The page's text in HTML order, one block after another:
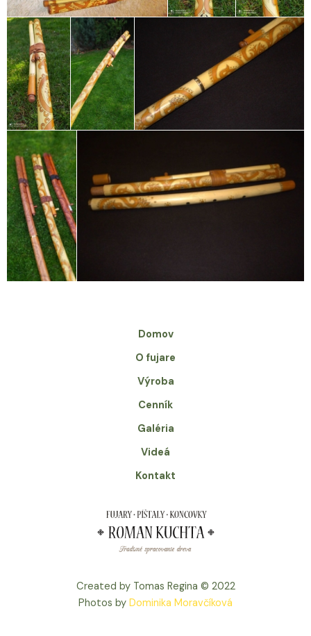
Domov
O fujare
Výroba
Cenník
Galéria
Videá
Kontakt
Created by Tomas Regina © 2022
Photos by Dominika Moravčíková